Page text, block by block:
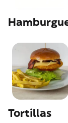
Tortillas